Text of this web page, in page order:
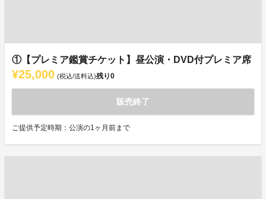
①【プレミア鑑賞チケット】昼公演・DVD付プレミア席
¥25,000 (税込/送料込)残り0
販売終了
ご提供予定時期：公演の1ヶ月前まで